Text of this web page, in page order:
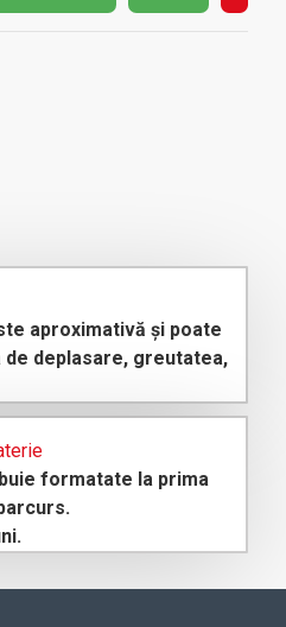
aproximativă și poate
deplasare, greutatea,
formatate la prima